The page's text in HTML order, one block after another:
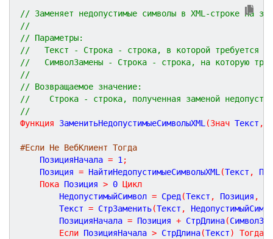
// Заменяет недопустимые символы в XML-строке на
//
// Параметры:
//   Текст - Строка - строка, в которой требуется
//   СимволЗамены - Строка - строка, на которую
//
// Возвращаемое значение:
//    Строка - строка, полученная заменой
//
Функция
ЗаменитьНедопустимыеСимволыXML (Знач Текст ,
#Если Не ВебКлиент Тогда
	ПозицияНачала
= 1 ;
	Позиция
= НайтиНедопустимыеСимволыXML (Текст ,
Пока Позиция > 0 Цикл
		НедопустимыйСимвол
= Сред (Текст , Позиция ,
		Текст
= СтрЗаменить(Текст ,
		ПозицияНачала
= Позиция + СтрДлина(
Если ПозицияНачала > СтрДлина(Текст)
Тогда